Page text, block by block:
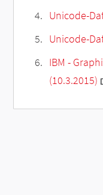
Unicode-
Unicode-
IBM -
(10.3.2015)